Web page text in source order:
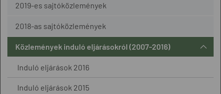
2019-es sajtóközlemények
2018-as sajtóközlemények
Közlemények induló eljárásokról (2007-2016)
Induló eljárások 2016
Induló eljárások 2015